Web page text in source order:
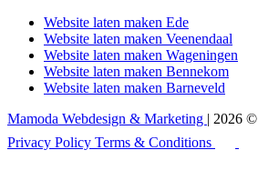
Website laten maken Ede
Website laten maken Veenendaal
Website laten maken Wageningen
Website laten maken Bennekom
Website laten maken Barneveld
Mamoda Webdesign & Marketing | 2026 ©
Privacy Policy Terms & Conditions